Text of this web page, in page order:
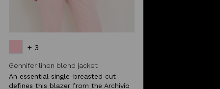
+ 3
Gennifer linen blend jacket
An essential single-breasted cut
defines this blazer from the Archivio